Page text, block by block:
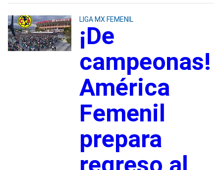
LIGA MX FEMENIL
¡De
campeonas!
América
Femenil
prepara